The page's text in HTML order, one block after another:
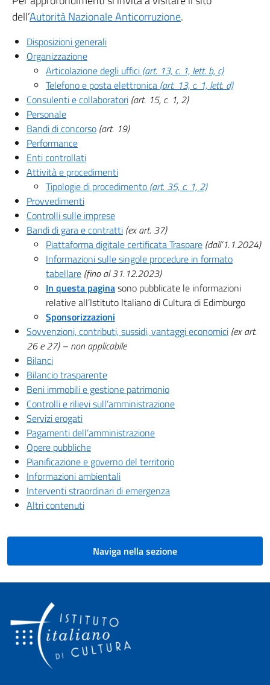
dell’Autorità Nazionale Anticorruzione.
Disposizioni generali
Organizzazione
Articolazione degli uffici (art. 13, c. 1, lett. b, c)
Telefono e posta elettronica (art. 13, c. 1, lett. d)
Consulenti e collaboratori (art. 15, c. 1, 2)
Personale
Bandi di concorso (art. 19)
Performance
Enti controllati
Attività e procedimenti
Tipologie di procedimento (art. 35, c. 1, 2)
Provvedimenti
Controlli sulle imprese
Bandi di gara e contratti (ex art. 37)
Piattaforma digitale certificata Traspare (dall’1.1.2024)
Informazioni sulle singole procedure in formato
tabellare (fino al 31.12.2023)
In questa paginasono pubblicate le informazioni
relative all’Istituto Italiano di Cultura di Edimburgo
Sponsorizzazioni
Sovvenzioni, contributi, sussidi, vantaggi economici (ex art.
26 e 27) – non applicabile
Bilanci
Bilancio trasparente
Beni immobili e gestione patrimonio
Controlli e rilievi sull’amministrazione
Servizi erogati
Pagamenti dell’amministrazione
Opere pubbliche
Pianificazione e governo del territorio
Informazioni ambientali
Interventi straordinari di emergenza
Altri contenuti
Naviga nella sezione